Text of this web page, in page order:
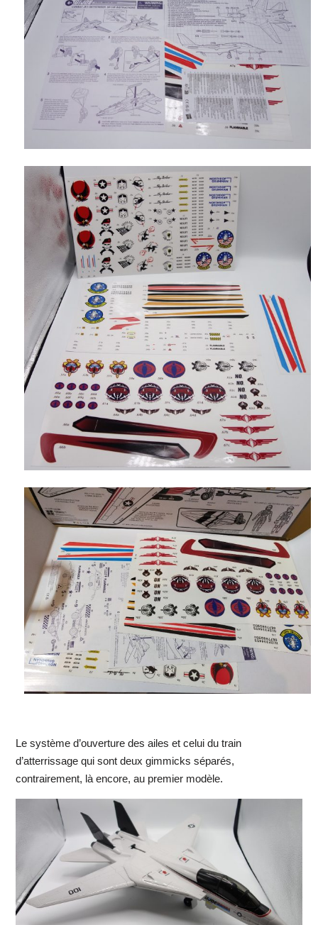
Le système d’ouverture des ailes et celui du train
d’atterrissage qui sont deux gimmicks séparés,
contrairement, là encore, au premier modèle.